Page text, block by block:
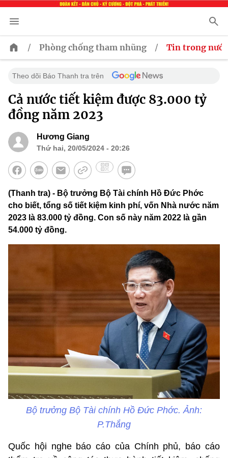
/ Phòng chống tham nhũng / Tin trong nước
Theo dõi Báo Thanh tra trên
Cả nước tiết kiệm được 83.000 tỷ
đồng năm 2023
Hương Giang
Thứ hai, 20/05/2024 - 20:26
(Thanh tra) - Bộ trưởng Bộ Tài chính Hồ Đức Phớc
cho biết, tổng số tiết kiệm kinh phí, vốn Nhà nước năm
2023 là 83.000 tỷ đồng. Con số này năm 2022 là gần
54.000 tỷ đồng.
Bộ trưởng Bộ Tài chính Hồ Đức Phớc. Ảnh:
P.Thắng
Quốc hội nghe báo cáo của Chính phủ, báo cáo